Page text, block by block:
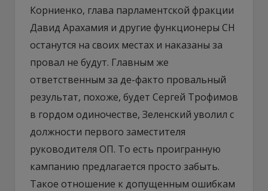
Корниенко, глава парламентской фракции
Давид Арахамия и другие функционеры СН
останутся на своих местах и наказаны за
провал не будут. Главным же
ответственным за де-факто провальный
результат, похоже, будет Сергей Трофимов
в гордом одиночестве, Зеленский уволил с
должности первого заместителя
руководителя ОП. То есть проигранную
кампанию предлагается просто забыть.
Такое отношение к допущенным ошибкам